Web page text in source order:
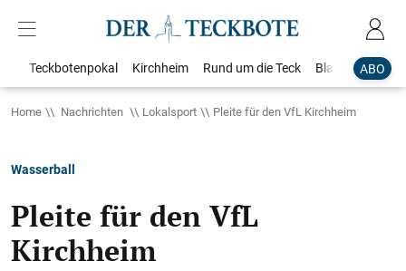
ABO
Teckbotenpokal Kirchheim Rund um die Teck Blaulicht
Home Nachrichten Lokalsport Pleite für den VfL Kirchheim
Wasserball
Pleite für den VfL
Kirchheim